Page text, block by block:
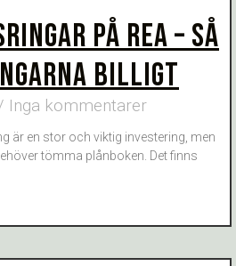
PÅ REA – SÅ
BILLIGT
Inga kommentarer
är en stor och viktig investering, men
tömma plånboken. Det finns